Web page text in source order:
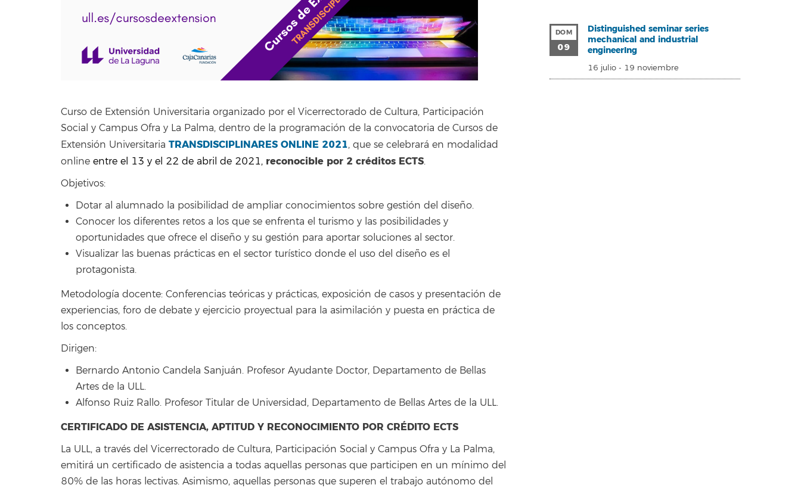
Curso de Extensión Universitaria organizado por el Vicerrectorado de Cultura, Participación
Social y Campus Ofra y La Palma, dentro de la programación de la convocatoria de Cursos de
Extensión Universitaria TRANSDISCIPLINARES ONLINE 2021, que se celebrará en modalidad
online entre el 13 y el 22 de abril de 2021, reconocible por 2 créditos ECTS.
Objetivos:
Dotar al alumnado la posibilidad de ampliar conocimientos sobre gestión del diseño.
Conocer los diferentes retos a los que se enfrenta el turismo y las posibilidades y
oportunidades que ofrece el diseño y su gestión para aportar soluciones al sector.
Visualizar las buenas prácticas en el sector turístico donde el uso del diseño es el
protagonista.
Metodología docente: Conferencias teóricas y prácticas, exposición de casos y presentación de
experiencias, foro de debate y ejercicio proyectual para la asimilación y puesta en práctica de
los conceptos.
Dirigen:
Bernardo Antonio Candela Sanjuán. Profesor Ayudante Doctor, Departamento de Bellas
Artes de la ULL.
Alfonso Ruiz Rallo. Profesor Titular de Universidad, Departamento de Bellas Artes de la ULL.
CERTIFICADO DE ASISTENCIA, APTITUD Y RECONOCIMIENTO POR CRÉDITO ECTS
La ULL, a través del Vicerrectorado de Cultura, Participación Social y Campus Ofra y La Palma,
emitirá un certificado de asistencia a todas aquellas personas que participen en un mínimo del
80% de las horas lectivas. Asimismo, aquellas personas que superen el trabajo autónomo del
DOM
09
Distinguished seminar series
mechanical and industrial
engineerIng
16 julio - 19 noviembre